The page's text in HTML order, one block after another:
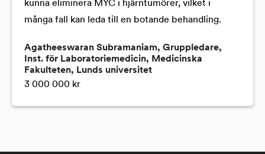
kunna eliminera MYC i hjärntumörer, vilket i
många fall kan leda till en botande behandling.
Agatheeswaran Subramaniam, Gruppledare,
Inst. för Laboratoriemedicin, Medicinska
Fakulteten, Lunds universitet
3 000 000 kr